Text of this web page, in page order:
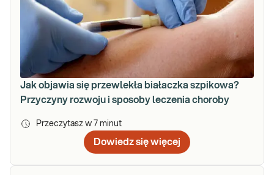
Jak objawia się przewlekła białaczka szpikowa?
Przyczyny rozwoju i sposoby leczenia choroby
Przeczytasz w 7 minut
Dowiedz się więcej